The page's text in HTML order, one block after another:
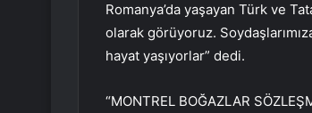
Romanya’da yaşayan Türk ve
olarak görüyoruz.
hayat yaşıyorlar” dedi.
“MONTREL BOĞAZLAR